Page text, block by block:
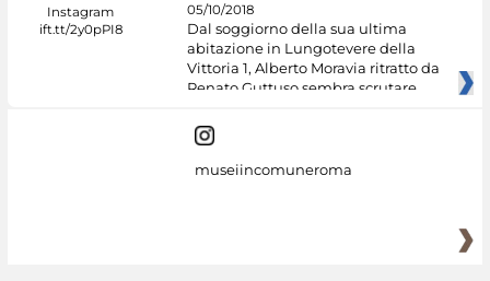
05/10/2018
Dal soggiorno della sua ultima
abitazione in Lungotevere della
Vittoria 1, Alberto Moravia ritratto da
Renato Guttuso sembra scrutare
museiincomuneroma